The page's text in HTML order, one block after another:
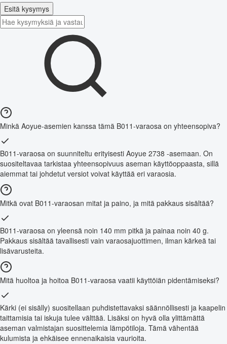
Esitä kysymys
Minkä Aoyue-asemien kanssa tämä B011-varaosa on yhteensopiva?
B011-varaosa on suunniteltu erityisesti Aoyue 2738 -asemaan. On
suositeltavaa tarkistaa yhteensopivuus aseman käyttöoppaasta, sillä
aiemmat tai johdetut versiot voivat käyttää eri varaosia.
Mitkä ovat B011-varaosan mitat ja paino, ja mitä pakkaus sisältää?
B011-varaosa on yleensä noin 140 mm pitkä ja painaa noin 40 g.
Pakkaus sisältää tavallisesti vain varaosajuottimen, ilman kärkeä tai
lisävarusteita.
Mitä huoltoa ja hoitoa B011-varaosa vaatii käyttöiän pidentämiseksi?
Kärki (ei sisälly) suositellaan puhdistettavaksi säännöllisesti ja kaapelin
taittamisia tai iskuja tulee välttää. Lisäksi on hyvä olla ylittämättä
aseman valmistajan suosittelemia lämpötiloja. Tämä vähentää
kulumista ja ehkäisee ennenaikaisia vaurioita.